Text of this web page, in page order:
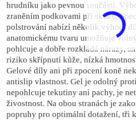
hrudníku jako pevnou součástí.
zraněním podkovami při skoku.
polstrování nabízí několik výhod:
anatomickému tvaru umožňuje
pohlcuje a dobře rozkládá nárazy,
riziko skřípnutí kůže, nízká
Gelové díly ani při zpocení koně
antislip vlastnost. Gel je odolný
nepohlcuje tekutiny ani pachy, je
živostnost. Na obou stranách je
popruhy pro optimální dotažení, tři